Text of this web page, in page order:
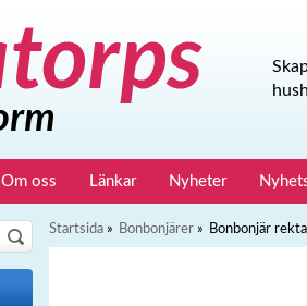
Om oss Länkar Nyheter
Startsida » Bonbonjärer » Bonbonjär